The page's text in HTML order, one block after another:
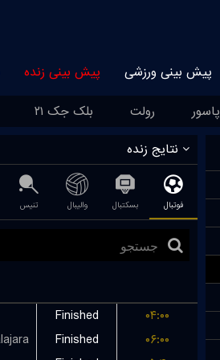
پیش بینی ورزشی پیش بینی زنده
پاسور رولت بلک جک ۲۱
نتایج زنده
فوتبال بسکتبال والیبال تنیس
Finished
۰۴:۰۰
Finished
۰۶:۰۰